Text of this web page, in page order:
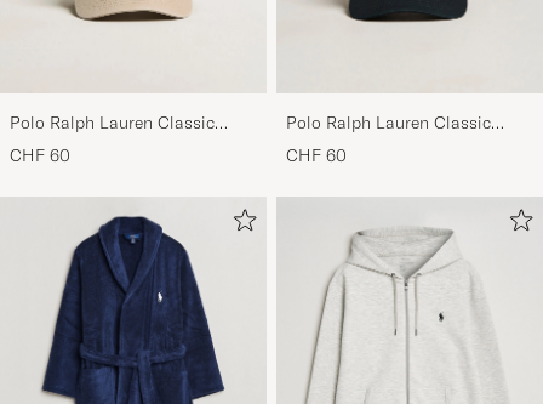
Polo Ralph Lauren Classic
Sports Cap Beige
CHF 60
Polo Ralph Lauren Classic
Sports Cap Black
CHF 60